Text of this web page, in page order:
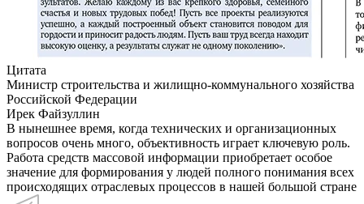
Цитата
Министр строительства и жилищно-коммунального хозяйства
Российской Федерации
Ирек Файзуллин
В нынешнее время, когда технических и организационных
вопросов очень много, объективность играет ключевую роль.
Работа средств массовой информации приобретает особое
значение для формирования у людей полного понимания всех
происходящих отраслевых процессов в нашей большой стране